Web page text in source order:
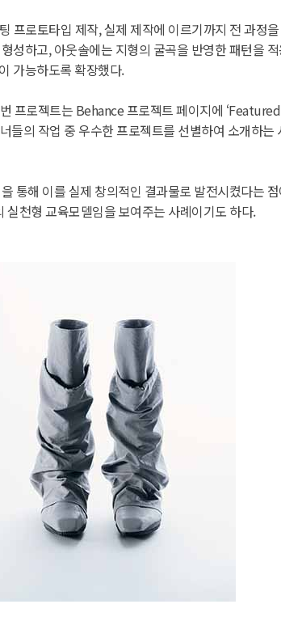
프로토타입 제작, 실제 제작에 이르기까지 전 과정
성하고, 아웃솔에는 지형의 굴곡을 반영한 패턴을
가능하도록 확장했다.
프로젝트는 Behance 프로젝트 페이지에
의 작업 중 우수한 프로젝트를 선별하여 소개하
통해 이를 실제 창의적인 결과물로 발전시켰다는
천형 교육모델임을 보여주는 사례이기도 하다.